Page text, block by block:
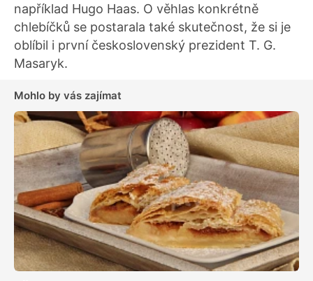
například Hugo Haas. O věhlas konkrétně
chlebíčků se postarala také skutečnost, že si je
oblíbil i první československý prezident T. G.
Masaryk.
Mohlo by vás zajímat